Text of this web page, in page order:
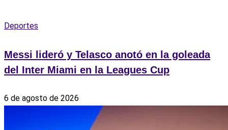
Deportes
Messi lideró y Telasco anotó en la goleada
del Inter Miami en la Leagues Cup
6 de agosto de 2026